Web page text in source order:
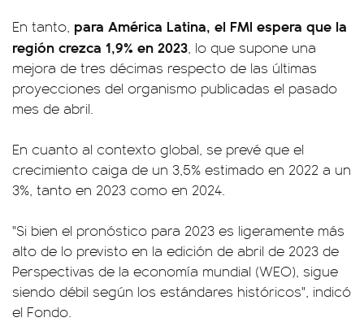
En tanto, para América Latina, el FMI espera que la
región crezca 1,9% en 2023, lo que supone una
mejora de tres décimas respecto de las últimas
proyecciones del organismo publicadas el pasado
mes de abril.
En cuanto al contexto global, se prevé que el
crecimiento caiga de un 3,5% estimado en 2022 a un
3%, tanto en 2023 como en 2024.
"Si bien el pronóstico para 2023 es ligeramente más
alto de lo previsto en la edición de abril de 2023 de
Perspectivas de la economía mundial (WEO), sigue
siendo débil según los estándares históricos", indicó
el Fondo.